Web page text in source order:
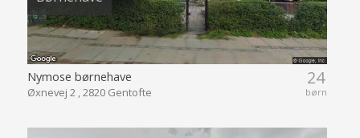
24
børn
Nymose børnehave
Øxnevej 2 , 2820 Gentofte